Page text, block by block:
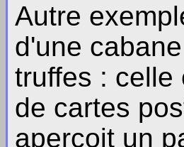
Autre
d'une
truffes : celle
de cartes
aperçoit un